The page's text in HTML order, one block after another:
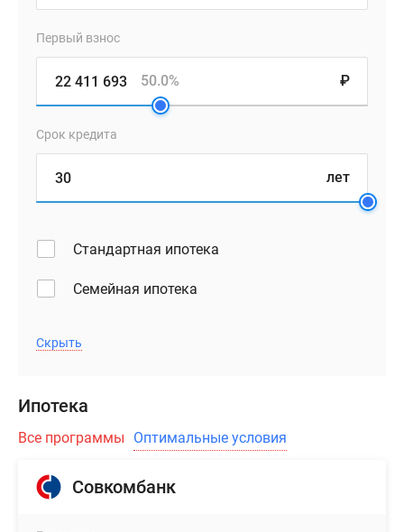
Первый взнос
₽
50.0%
Срок кредита
лет
Стандартная ипотека
Семейная ипотека
Скрыть
Ипотека
Все программы Оптимальные условия
Совкомбанк